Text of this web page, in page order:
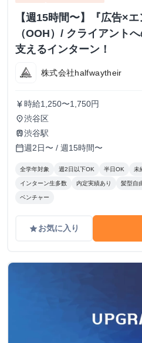
【週15時間〜】『広告×
（OOH）/ クライアント
支えるインターン！
株式会社halfwaytheir
currency_yen 時給1,250〜1,750円
place渋谷区
train渋谷駅
calendar_today週2日〜 / 週15時間〜
全学年対象 週2日以下OK 半日OK 未
インターン生多数 内定実績あり 髪型自
ベンチャー
gradeお気に入り